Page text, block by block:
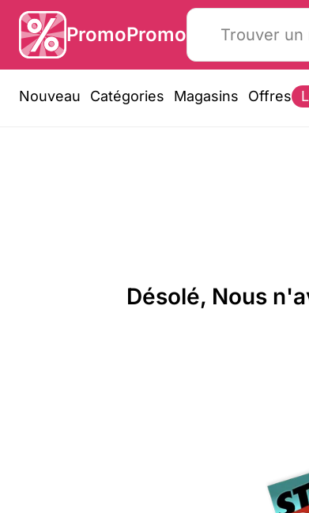
PromoPromo
Nouveau Catégories Magasins Offres
Désolé, Nous